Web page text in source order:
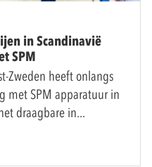
in Scandinavië
SPM
Zweden heeft onlangs
met SPM apparatuur in
draagbare in